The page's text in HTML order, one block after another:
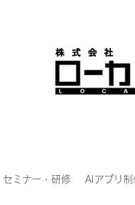
セミナー・研修 AIアプリ制